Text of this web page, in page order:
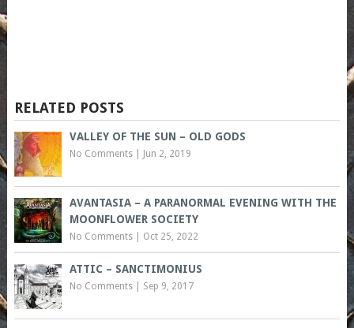
RELATED POSTS
VALLEY OF THE SUN – OLD GODS
No Comments| Jun 2, 2019
AVANTASIA – A PARANORMAL EVENING WITH THE
MOONFLOWER SOCIETY
No Comments| Oct 25, 2022
ATTIC – SANCTIMONIUS
No Comments| Sep 9, 2017